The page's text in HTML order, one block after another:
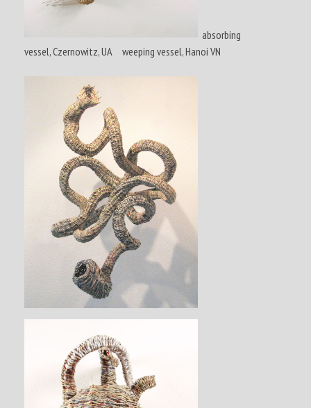
absorbing
vessel, Czernowitz, UA weeping vessel, Hanoi VN